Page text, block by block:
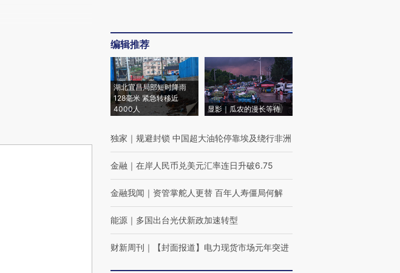
编辑推荐
湖北宜昌局部短时降雨
128毫米 紧急转移近
4000人
显影｜瓜农的漫长等待
独家 ｜ 规避封锁 中国超大油轮停靠埃及绕行非洲
金融 ｜ 在岸人民币兑美元汇率连日升破6.75
金融我闻 ｜ 资管掌舵人更替 百年人寿僵局何解
能源 ｜ 多国出台光伏新政加速转型
财新周刊 ｜ 【封面报道】电力现货市场元年突进